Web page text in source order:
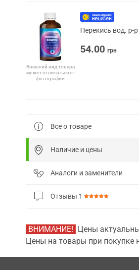
Внешний вид товара
может отличаться от
фотографии
Перекись вод. р-
54.00 грн
Все о товаре
Наличие и цены
Аналоги и заменители
Отзывы 1
ВНИМАНИЕ! Цены
Цены на товары при покупке